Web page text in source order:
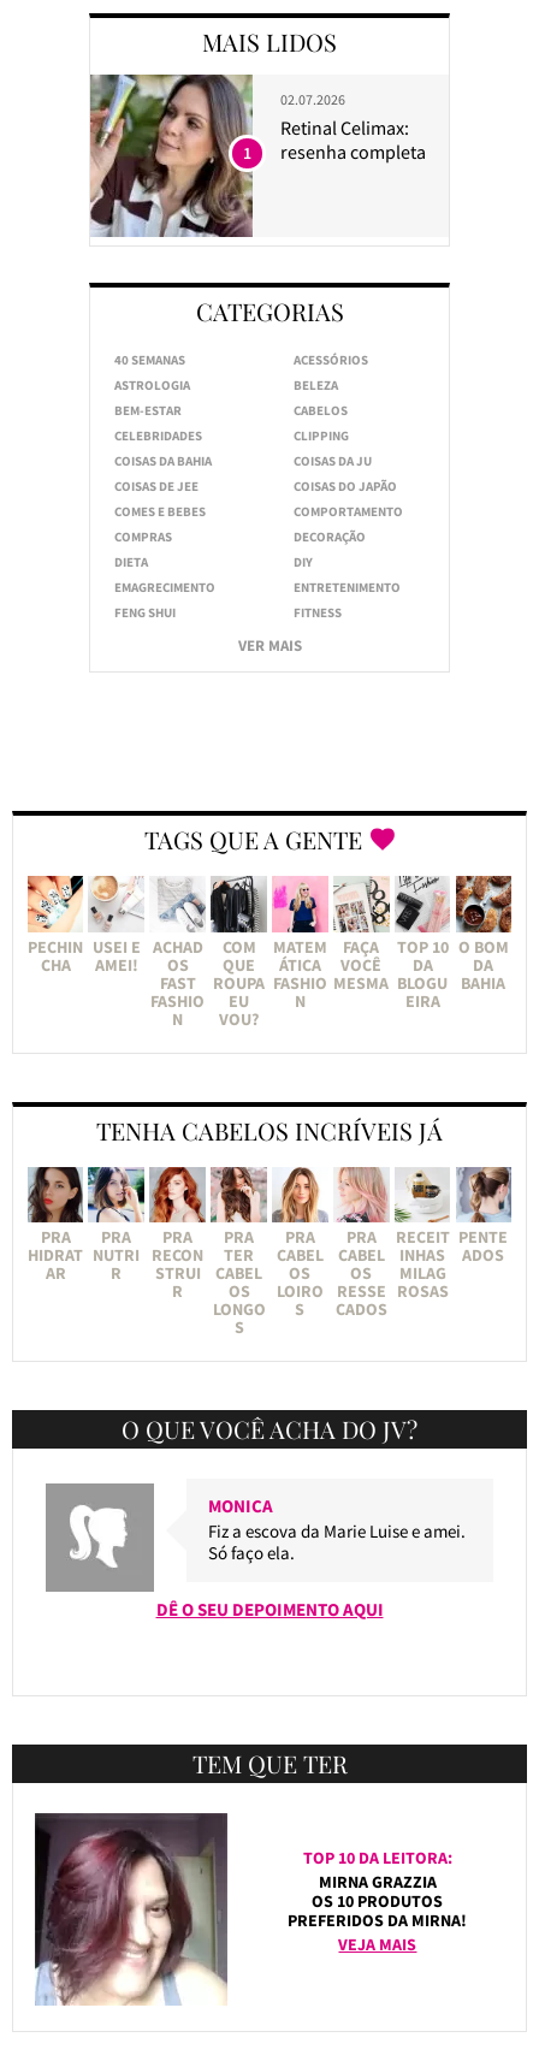
MAIS LIDOS
02.07.2026
Retinal Celimax:
resenha completa
1
CATEGORIAS
40 SEMANAS
ACESSÓRIOS
ASTROLOGIA
BELEZA
BEM-ESTAR
CABELOS
CELEBRIDADES
CLIPPING
COISAS DA BAHIA
COISAS DA JU
COISAS DE JEE
COISAS DO JAPÃO
COMES E BEBES
COMPORTAMENTO
COMPRAS
DECORAÇÃO
DIETA
DIY
EMAGRECIMENTO
ENTRETENIMENTO
FENG SHUI
FITNESS
VER MAIS
TAGS QUE A GENTE
PECHIN
CHA
USEI E
AMEI!
ACHAD
OS
FAST
FASHIO
N
COM
QUE
ROUPA
EU
VOU?
MATEM
ÁTICA
FASHIO
N
FAÇA
VOCÊ
MESMA
TOP 10
DA
BLOGU
EIRA
O BOM
DA
BAHIA
TENHA CABELOS INCRÍVEIS JÁ
PRA
HIDRAT
AR
PRA
NUTRI
R
PRA
RECON
STRUI
R
PRA
TER
CABEL
OS
LONGO
S
PRA
CABEL
OS
LOIRO
S
PRA
CABEL
OS
RESSE
CADOS
RECEIT
INHAS
MILAG
ROSAS
PENTE
ADOS
O QUE VOCÊ ACHA DO JV?
MONICA
Fiz a escova da Marie Luise e amei.
Só faço ela.
DÊ O SEU DEPOIMENTO AQUI
TEM QUE TER
TOP 10 DA LEITORA:
MIRNA GRAZZIA
OS 10 PRODUTOS
PREFERIDOS DA MIRNA!
VEJA MAIS